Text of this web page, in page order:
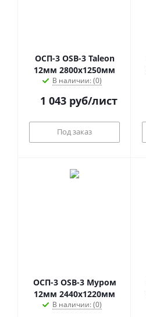
ОСП-3 OSB-3 Taleon
12мм 2800х1250мм
В наличии: (0)
1 043руб/лист
Под заказ
ОСП-3 OSB-3 Муром
12мм 2440х1220мм
В наличии: (0)